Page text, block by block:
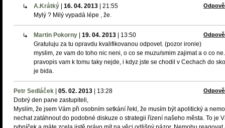
A.Krátký 16. 04. 2013 21:55
Mylý ? Milý vypadá lépe , že.
Martin Pokorny 19. 04. 2013 13:50
Gratuluju za tu opravdu kvalifikovanou odpovet. (pozor ironie)
myslim, ze vam do toho nic neni, o co se muzu/smim zajimat a o co ne.
pravopis vam k tomu taky nejde, i kdyz jste se chodil v Cechach do
je bida.
Petr Sedláček 05. 02. 2013 13:28
Dobrý den pane zastupiteli,
Myslím, že jsem Vám při osobním setkání řekl, že musím být apolitický a
nechat zatáhnout do podobné diskuze o strategii řízení našeho města. To je